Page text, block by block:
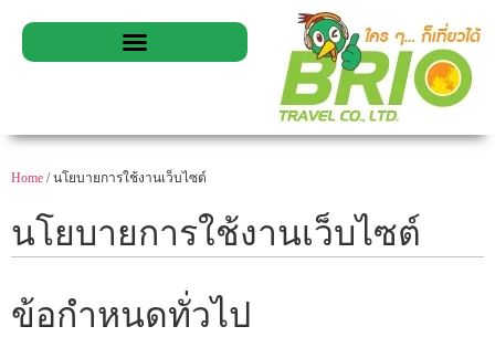
Home / นโยบายการใช้งานเว็บไซต์
นโยบายการใช้งานเว็บไซต์
ข้อกำหนดทั่วไป